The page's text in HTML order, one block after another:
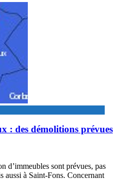
: des démolitions prévues
d’immeubles sont prévues, pas
aussi à Saint-Fons. Concernant